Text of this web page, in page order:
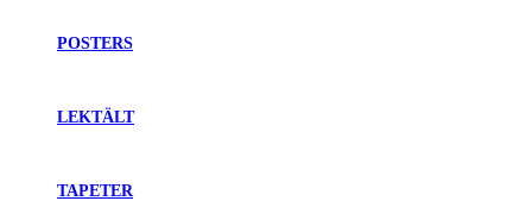
POSTERS
LEKTÄLT
TAPETER